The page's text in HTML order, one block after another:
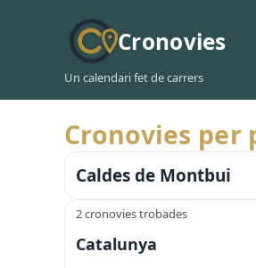
Cronovies
Un calendari fet de carrers
Cronovies per
Caldes de Montbui
2 cronovies trobades
Catalunya